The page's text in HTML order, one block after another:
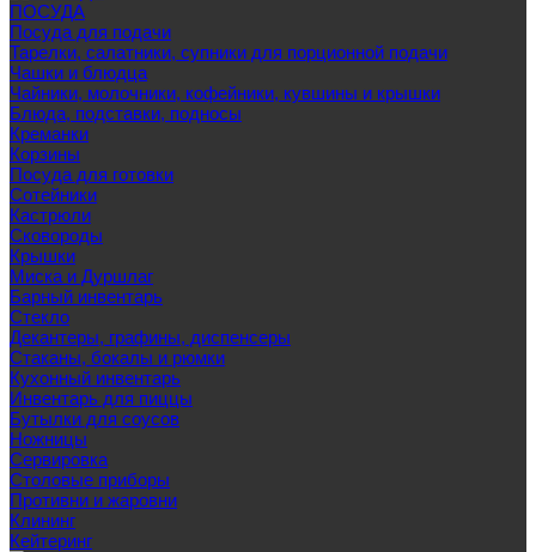
ПОСУДА
Посуда для подачи
Тарелки, салатники, супники для порционной подачи
Чашки и блюдца
Чайники, молочники, кофейники, кувшины и крышки
Блюда, подставки, подносы
Креманки
Корзины
Посуда для готовки
Сотейники
Кастрюли
Сковороды
Крышки
Миска и Дуршлаг
Барный инвентарь
Стекло
Декантеры, графины, диспенсеры
Стаканы, бокалы и рюмки
Кухонный инвентарь
Инвентарь для пиццы
Бутылки для соусов
Ножницы
Сервировка
Столовые приборы
Противни и жаровни
Клининг
Кейтеринг